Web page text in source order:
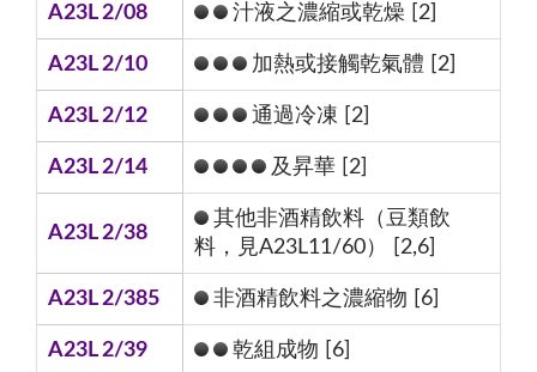
A23L 2/08 汁液之濃縮或乾燥 [2]
A23L 2/10 加熱或接觸乾氣體 [2]
A23L 2/12 通過冷凍 [2]
A23L 2/14 及昇華 [2]
A23L 2/38
其他非酒精飲料（豆類飲
料，見A23L11/60） [2,6]
A23L 2/385 非酒精飲料之濃縮物 [6]
A23L 2/39 乾組成物 [6]